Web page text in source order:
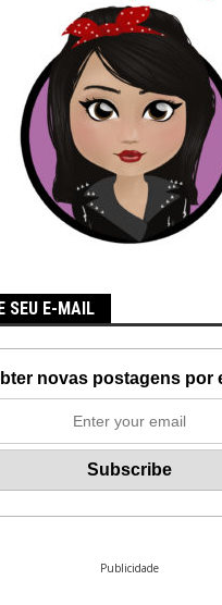
SEU E-MAIL
novas postagens por
Publicidade